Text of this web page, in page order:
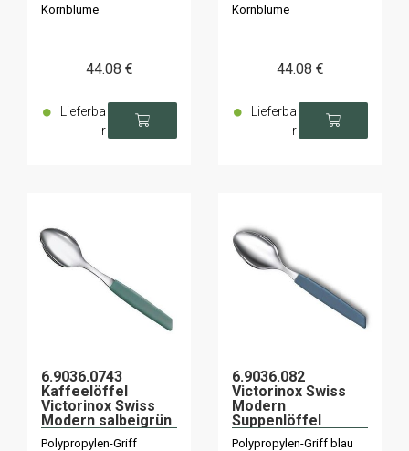
Kornblume
44.08 €
Lieferba
r
Kornblume
44.08 €
Lieferba
r
6.9036.0743
Kaffeelöffel
Victorinox Swiss
Modern salbeigrün
x6
Polypropylen-Griff
6.9036.082
Victorinox Swiss
Modern
Suppenlöffel
Kornblume x6
Polypropylen-Griff blau